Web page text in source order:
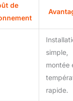
de
simple,
montée
rapide.